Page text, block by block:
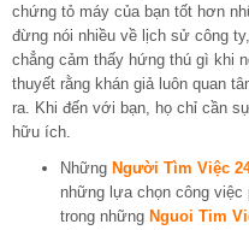
chứng tỏ máy của bạn tốt hơn
đừng nói nhiều về lịch sử công
chẳng cảm thấy hứng thú gì khi
thuyết rằng khán giả luôn quan
ra. Khi đến với bạn, họ chỉ cần
hữu ích.
Những Người Tìm Việc
những lựa chọn công
trong những Nguoi Tim